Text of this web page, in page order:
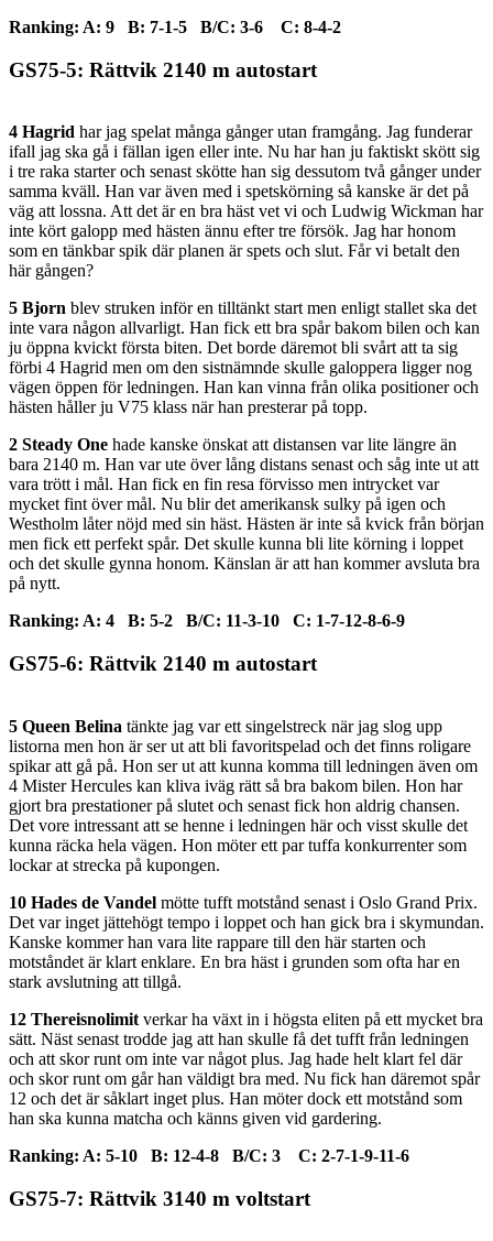
Ranking: A: 9 B: 7-1-5 B/C: 3-6 C: 8-4-2
GS75-5: Rättvik 2140 m autostart
4 Hagrid har jag spelat många gånger utan framgång. Jag funderar
ifall jag ska gå i fällan igen eller inte. Nu har han ju faktiskt skött sig
i tre raka starter och senast skötte han sig dessutom två gånger under
samma kväll. Han var även med i spetskörning så kanske är det på
väg att lossna. Att det är en bra häst vet vi och Ludwig Wickman har
inte kört galopp med hästen ännu efter tre försök. Jag har honom
som en tänkbar spik där planen är spets och slut. Får vi betalt den
här gången?
5 Bjorn blev struken inför en tilltänkt start men enligt stallet ska det
inte vara någon allvarligt. Han fick ett bra spår bakom bilen och kan
ju öppna kvickt första biten. Det borde däremot bli svårt att ta sig
förbi 4 Hagrid men om den sistnämnde skulle galoppera ligger nog
vägen öppen för ledningen. Han kan vinna från olika positioner och
hästen håller ju V75 klass när han presterar på topp.
2 Steady One hade kanske önskat att distansen var lite längre än
bara 2140 m. Han var ute över lång distans senast och såg inte ut att
vara trött i mål. Han fick en fin resa förvisso men intrycket var
mycket fint över mål. Nu blir det amerikansk sulky på igen och
Westholm låter nöjd med sin häst. Hästen är inte så kvick från början
men fick ett perfekt spår. Det skulle kunna bli lite körning i loppet
och det skulle gynna honom. Känslan är att han kommer avsluta bra
på nytt.
Ranking: A: 4 B: 5-2 B/C: 11-3-10 C: 1-7-12-8-6-9
GS75-6: Rättvik 2140 m autostart
5 Queen Belina tänkte jag var ett singelstreck när jag slog upp
listorna men hon är ser ut att bli favoritspelad och det finns roligare
spikar att gå på. Hon ser ut att kunna komma till ledningen även om
4 Mister Hercules kan kliva iväg rätt så bra bakom bilen. Hon har
gjort bra prestationer på slutet och senast fick hon aldrig chansen.
Det vore intressant att se henne i ledningen här och visst skulle det
kunna räcka hela vägen. Hon möter ett par tuffa konkurrenter som
lockar at strecka på kupongen.
10 Hades de Vandel mötte tufft motstånd senast i Oslo Grand Prix.
Det var inget jättehögt tempo i loppet och han gick bra i skymundan.
Kanske kommer han vara lite rappare till den här starten och
motståndet är klart enklare. En bra häst i grunden som ofta har en
stark avslutning att tillgå.
12 Thereisnolimit verkar ha växt in i högsta eliten på ett mycket bra
sätt. Näst senast trodde jag att han skulle få det tufft från ledningen
och att skor runt om inte var något plus. Jag hade helt klart fel där
och skor runt om går han väldigt bra med. Nu fick han däremot spår
12 och det är såklart inget plus. Han möter dock ett motstånd som
han ska kunna matcha och känns given vid gardering.
Ranking: A: 5-10 B: 12-4-8 B/C: 3 C: 2-7-1-9-11-6
GS75-7: Rättvik 3140 m voltstart